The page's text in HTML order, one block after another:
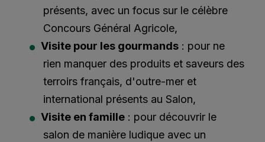
présents, avec un focus sur le célèbre
Concours Général Agricole,
Visite pour les gourmands : pour ne
rien manquer des produits et saveurs des
terroirs français, d'outre-mer et
international présents au Salon,
Visite en famille : pour découvrir le
salon de manière ludique avec un